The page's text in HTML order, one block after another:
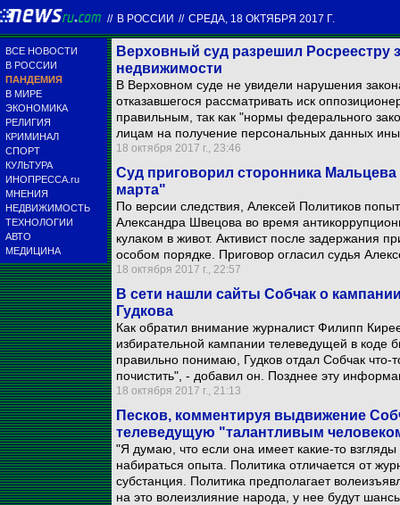
// В РОССИИ // СРЕДА, 18 ОКТЯБРЯ 2017 Г.
ВСЕ НОВОСТИ
В РОССИИ
ПАНДЕМИЯ
В МИРЕ
ЭКОНОМИКА
РЕЛИГИЯ
КРИМИНАЛ
СПОРТ
КУЛЬТУРА
ИНОПРЕССА.ru
МНЕНИЯ
НЕДВИЖИМОСТЬ
ТЕХНОЛОГИИ
АВТО
МЕДИЦИНА
Верховный суд разрешил Росреестру
недвижимости
В Верховном суде не увидели нарушения
отказавшегося рассматривать иск
правильным, так как "нормы федерального
лицам на получение персональных данных
18 октября 2017 г., 23:46
Суд приговорил сторонника
марта"
По версии следствия, Алексей Политиков
Александра Швецова во время
кулаком в живот. Активист после задержания
особом порядке. Приговор огласил судья
18 октября 2017 г., 22:57
В сети нашли сайты Собчак о
Гудкова
Как обратил внимание журналист Филипп
избирательной кампании телеведущей в коде
правильно понимаю, Гудков отдал Собчак что-
почистить", - добавил он. Позднее эту
18 октября 2017 г., 21:13
Песков, комментируя выдвижение
телеведущую "талантливым
"Я думаю, что если она имеет какие-то
набираться опыта. Политика отличается от
субстанция. Политика предполагает
на это волеизлияние народа, у нее будут